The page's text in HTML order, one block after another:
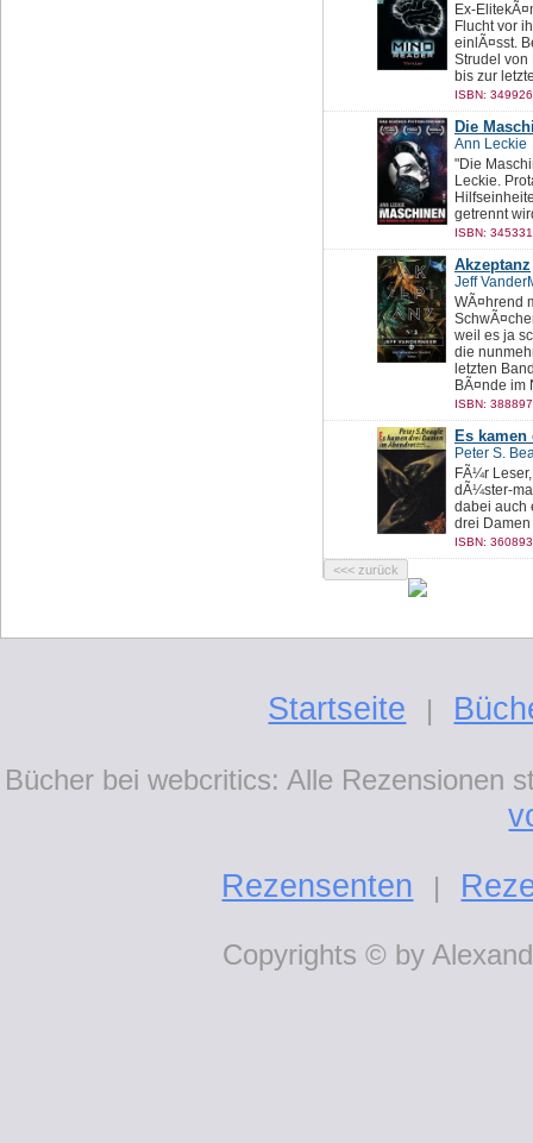
Ex-
Flucht vor
einlÃ¤sst.
Strudel von
bis zur
ISBN:
Die
Ann Leckie
"Die
Leckie.
getrennt
ISBN:
Akzeptanz
Jeff
WÃ¤hrend
weil es ja
die
letzten
BÃ¤nde im
ISBN:
Es
Peter S.
FÃ¼r
dÃ¼ster-
dabei auch
drei
ISBN:
Startseite |
Bücher bei webcritics: Alle Rezensionen
Rezensenten
|
Copyrights © by